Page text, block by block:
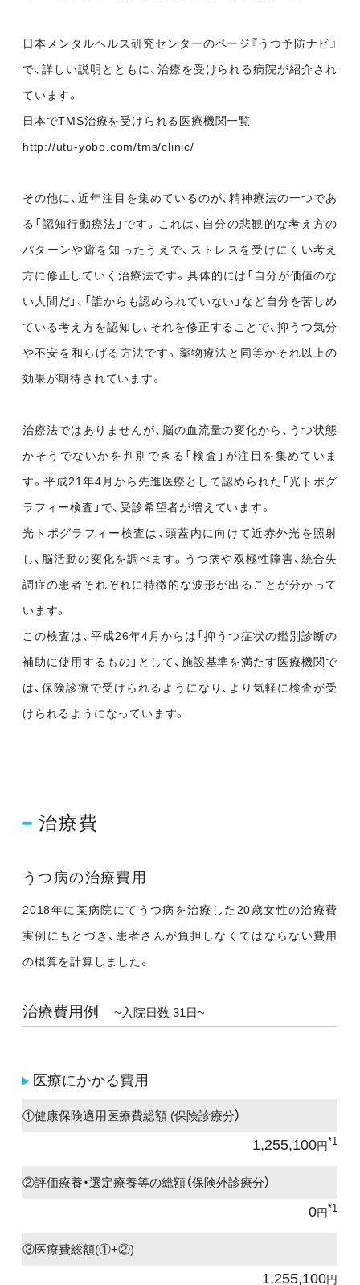
日本メンタルヘルス研究センターのページ『うつ予防ナビ』
で、詳しい説明とともに、治療を受けられる病院が紹介され
ています。
日本でTMS治療を受けられる医療機関一覧
http://utu-yobo.com/tms/clinic/
その他に、近年注目を集めているのが、精神療法の一つであ
る「認知行動療法」です。これは、自分の悲観的な考え方の
パターンや癖を知ったうえで、ストレスを受けにくい考え
方に修正していく治療法です。具体的には「自分が価値のな
い人間だ」、「誰からも認められていない」など自分を苦しめ
ている考え方を認知し、それを修正することで、抑うつ気分
や不安を和らげる方法です。薬物療法と同等かそれ以上の
効果が期待されています。
治療法ではありませんが、脳の血流量の変化から、うつ状態
かそうでないかを判別できる「検査」が注目を集めていま
す。平成21年4月から先進医療として認められた「光トポグ
ラフィー検査」で、受診希望者が増えています。
光トポグラフィー検査は、頭蓋内に向けて近赤外光を照射
し、脳活動の変化を調べます。うつ病や双極性障害、統合失
調症の患者それぞれに特徴的な波形が出ることが分かって
います。
この検査は、平成26年4月からは「抑うつ症状の鑑別診断の
補助に使用するもの」として、施設基準を満たす医療機関で
は、保険診療で受けられるようになり、より気軽に検査が受
けられるようになっています。
治療費
うつ病の治療費用
2018年に某病院にてうつ病を治療した20歳女性の治療費
実例にもとづき、患者さんが負担しなくてはならない費用
の概算を計算しました。
治療費用例 ~入院日数 31日~
医療にかかる費用
①健康保険適用医療費総額 (保険診療分）
1,255,100円*1
②評価療養・選定療養等の総額（保険外診療分）
0円*1
③医療費総額(①+②)
1,255,100円